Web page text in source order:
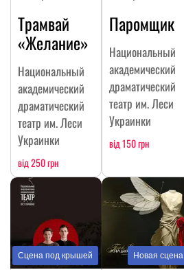
Трамвай
«Желание»
Национальный
академический
драматический
театр им. Леси
Украинки
від 250 грн
Паромщик
Национальный
академический
драматический
театр им. Леси
Украинки
від 150 грн
Сцена под крышей Новая сцена